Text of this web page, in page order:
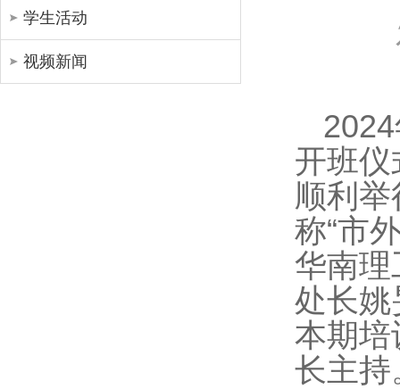
学生活动
视频新闻
开班
顺利
称“市
华南理
处长姚
本期培
长主持